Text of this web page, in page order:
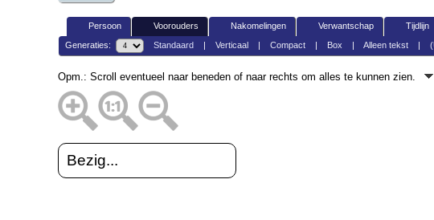
Persoon Voorouders Nakomelingen Verwantschap Tijdlijn
Generaties: Standaard| Verticaal| Compact| Box | Alleen tekst|
Opm.: Scroll eventueel naar beneden of naar rechts om alles te kunnen zien.
Bezig...